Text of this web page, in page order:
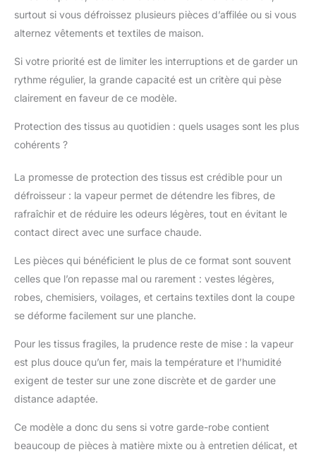
surtout si vous défroissez plusieurs pièces d’affilée ou si vous
alternez vêtements et textiles de maison.
Si votre priorité est de limiter les interruptions et de garder un
rythme régulier, la grande capacité est un critère qui pèse
clairement en faveur de ce modèle.
Protection des tissus au quotidien : quels usages sont les plus
cohérents ?
La promesse de protection des tissus est crédible pour un
défroisseur : la vapeur permet de détendre les fibres, de
rafraîchir et de réduire les odeurs légères, tout en évitant le
contact direct avec une surface chaude.
Les pièces qui bénéficient le plus de ce format sont souvent
celles que l’on repasse mal ou rarement : vestes légères,
robes, chemisiers, voilages, et certains textiles dont la coupe
se déforme facilement sur une planche.
Pour les tissus fragiles, la prudence reste de mise : la vapeur
est plus douce qu’un fer, mais la température et l’humidité
exigent de tester sur une zone discrète et de garder une
distance adaptée.
Ce modèle a donc du sens si votre garde-robe contient
beaucoup de pièces à matière mixte ou à entretien délicat, et